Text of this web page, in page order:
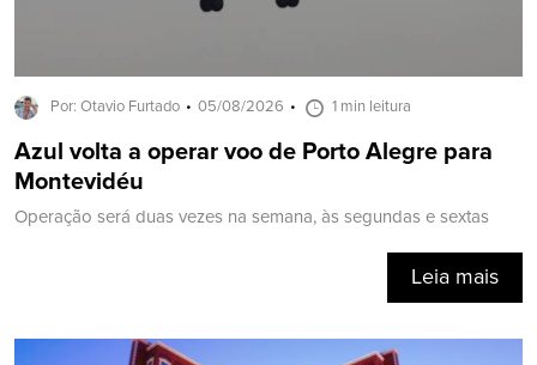
Por: Otavio Furtado 05/08/2026 1 min leitura
Azul volta a operar voo de Porto Alegre para
Montevidéu
Operação será duas vezes na semana, às segundas e sextas
Leia mais